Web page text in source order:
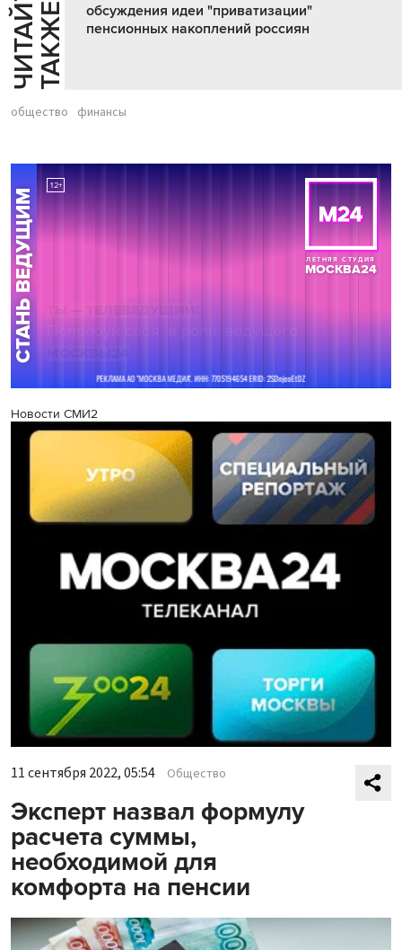
Ч
И
Т
АЙ
Т
Е
Т
А
К
ЖЕ
обсуждения идеи "приватизации"
пенсионных накоплений россиян
общество финансы
Новости СМИ2
11 сентября 2022, 05:54 Общество
Эксперт назвал формулу
расчета суммы,
необходимой для
комфорта на пенсии